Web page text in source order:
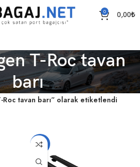
0 0,00₺
T-Roc tavan
barı
Roc tavan barı” olarak etiketlendi
-18%